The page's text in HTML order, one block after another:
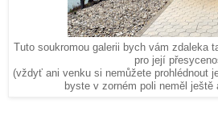
Tuto soukromou galerii bych vám zdaleka
pro její
(vždyť ani venku si nemůžete prohlédnout
byste v zorném poli neměl ještě